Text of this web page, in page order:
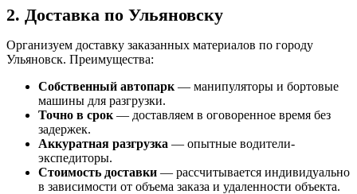
2. Доставка по Ульяновску
Организуем доставку заказанных материалов по городу
Ульяновск. Преимущества:
Собственный автопарк — манипуляторы и бортовые
машины для разгрузки.
Точно в срок — доставляем в оговоренное время без
задержек.
Аккуратная разгрузка — опытные водители-
экспедиторы.
Стоимость доставки — рассчитывается индивидуально
в зависимости от объема заказа и удаленности объекта.